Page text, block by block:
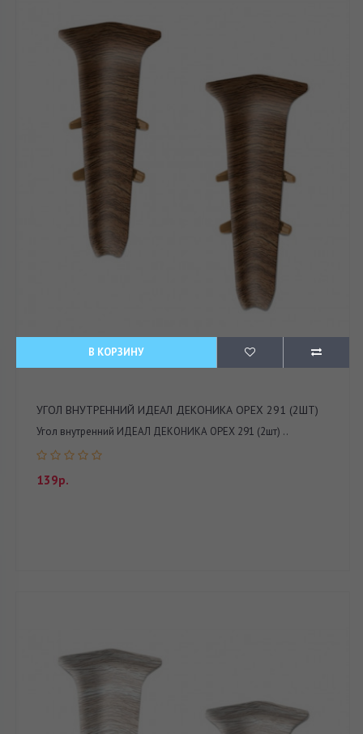
В КОРЗИНУ
УГОЛ ВНУТРЕННИЙ ИДЕАЛ ДЕКОНИКА ОРЕХ 291 (2ШТ)
Угол внутренний ИДЕАЛ ДЕКОНИКА ОРЕХ 291 (2шт) ..
139р.